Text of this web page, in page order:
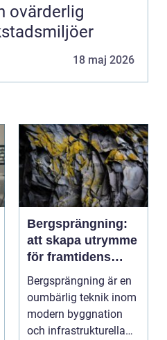
ovärderlig
18 maj 2026
Bergsprängning:
att skapa utrymme
för framtidens
infrastruktur
Bergsprängning är en
oumbärlig teknik inom
modern byggnation
och infrastrukturella